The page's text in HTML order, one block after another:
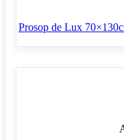
Prosop de Lux